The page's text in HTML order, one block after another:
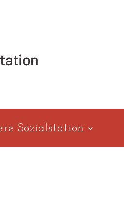
Sozialstation